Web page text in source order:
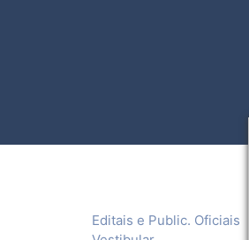
Editais e Public. Oficiais